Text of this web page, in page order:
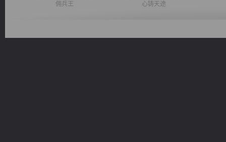
佣兵王 心铸天途